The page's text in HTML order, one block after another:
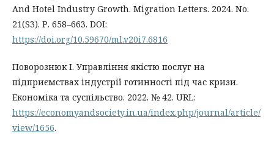
And Hotel Industry Growth. Migration Letters. 2024. No.
21(S3). Р. 658–663. DOI:
https://doi.org/10.59670/ml.v20i7.6816
Поворознюк І. Управління якістю послуг на
підприємствах індустрії готинності під час кризи.
Економіка та суспільство. 2022. № 42. URL:
https://economyandsociety.in.ua/index.php/journal/article/
view/1656.